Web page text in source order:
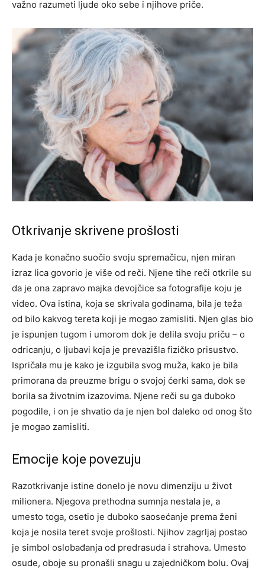
važno razumeti ljude oko sebe i njihove priče.
Otkrivanje skrivene prošlosti
Kada je konačno suočio svoju spremačicu, njen miran
izraz lica govorio je više od reči. Njene tihe reči otkrile su
da je ona zapravo majka devojčice sa fotografije koju je
video. Ova istina, koja se skrivala godinama, bila je teža
od bilo kakvog tereta koji je mogao zamisliti. Njen glas bio
je ispunjen tugom i umorom dok je delila svoju priču – o
odricanju, o ljubavi koja je prevazišla fizičko prisustvo.
Ispričala mu je kako je izgubila svog muža, kako je bila
primorana da preuzme brigu o svojoj ćerki sama, dok se
borila sa životnim izazovima. Njene reči su ga duboko
pogodile, i on je shvatio da je njen bol daleko od onog što
je mogao zamisliti.
Emocije koje povezuju
Razotkrivanje istine donelo je novu dimenziju u život
milionera. Njegova prethodna sumnja nestala je, a
umesto toga, osetio je duboko saosećanje prema ženi
koja je nosila teret svoje prošlosti. Njihov zagrljaj postao
je simbol oslobađanja od predrasuda i strahova. Umesto
osude, oboje su pronašli snagu u zajedničkom bolu. Ovaj